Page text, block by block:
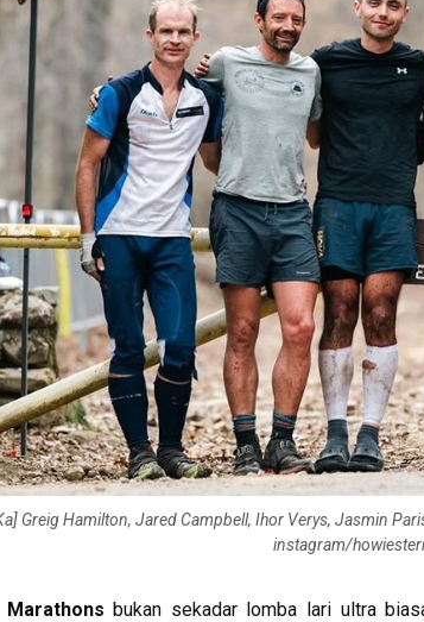
Greig Hamilton, Jared Campbell, Ihor Verys, Jasmin
instagram/
Marathons bukan sekadar lomba lari ultra